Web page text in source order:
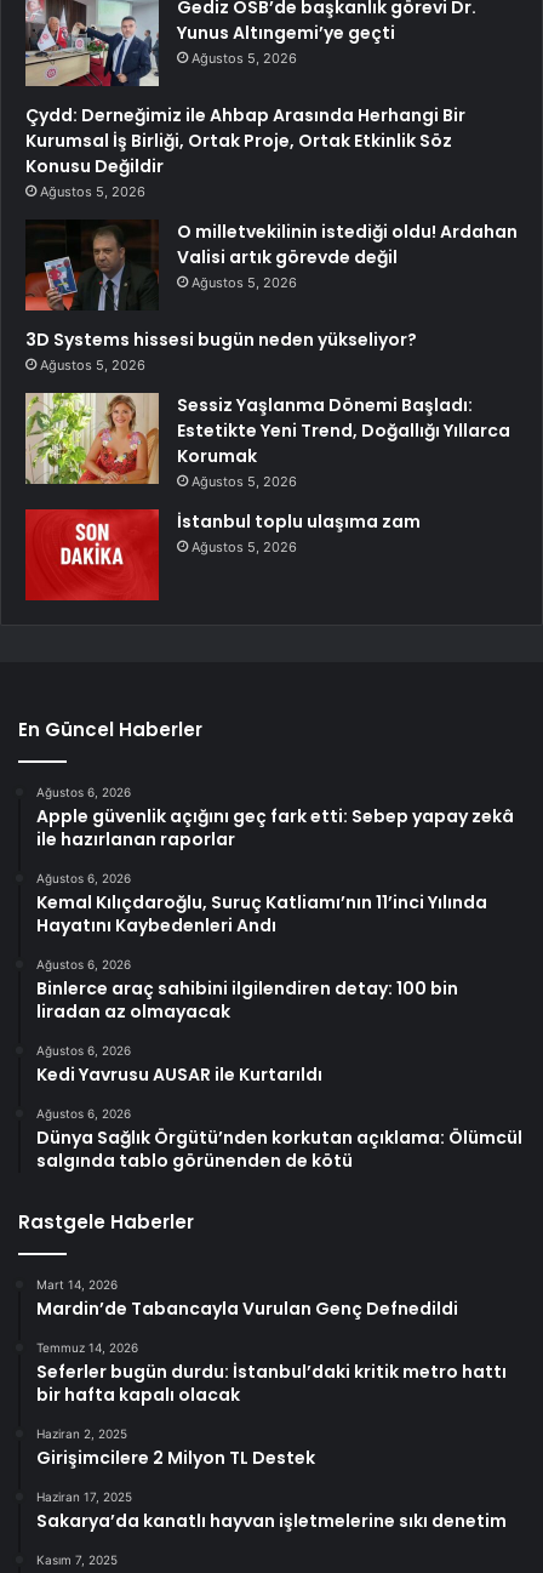
Gediz OSB’de başkanlık görevi Dr.
Yunus Altıngemi’ye geçti
Ağustos 5, 2026
Çydd: Derneğimiz ile Ahbap Arasında Herhangi Bir
Kurumsal İş Birliği, Ortak Proje, Ortak Etkinlik Söz
Konusu Değildir
Ağustos 5, 2026
O milletvekilinin istediği oldu! Ardahan
Valisi artık görevde değil
Ağustos 5, 2026
3D Systems hissesi bugün neden yükseliyor?
Ağustos 5, 2026
Sessiz Yaşlanma Dönemi Başladı:
Estetikte Yeni Trend, Doğallığı Yıllarca
Korumak
Ağustos 5, 2026
İstanbul toplu ulaşıma zam
Ağustos 5, 2026
En Güncel Haberler
Ağustos 6, 2026
Apple güvenlik açığını geç fark etti: Sebep yapay zekâ
ile hazırlanan raporlar
Ağustos 6, 2026
Kemal Kılıçdaroğlu, Suruç Katliamı’nın 11’inci Yılında
Hayatını Kaybedenleri Andı
Ağustos 6, 2026
Binlerce araç sahibini ilgilendiren detay: 100 bin
liradan az olmayacak
Ağustos 6, 2026
Kedi Yavrusu AUSAR ile Kurtarıldı
Ağustos 6, 2026
Dünya Sağlık Örgütü’nden korkutan açıklama: Ölümcül
salgında tablo görünenden de kötü
Rastgele Haberler
Mart 14, 2026
Mardin’de Tabancayla Vurulan Genç Defnedildi
Temmuz 14, 2026
Seferler bugün durdu: İstanbul’daki kritik metro hattı
bir hafta kapalı olacak
Haziran 2, 2025
Girişimcilere 2 Milyon TL Destek
Haziran 17, 2025
Sakarya’da kanatlı hayvan işletmelerine sıkı denetim
Kasım 7, 2025